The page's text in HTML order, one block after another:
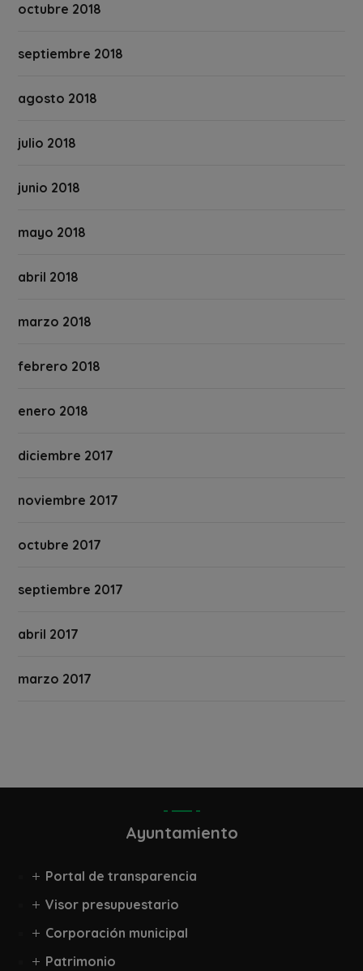
octubre 2018
septiembre 2018
agosto 2018
julio 2018
junio 2018
mayo 2018
abril 2018
marzo 2018
febrero 2018
enero 2018
diciembre 2017
noviembre 2017
octubre 2017
septiembre 2017
abril 2017
marzo 2017
Ayuntamiento
Portal de transparencia
Visor presupuestario
Corporación municipal
Patrimonio